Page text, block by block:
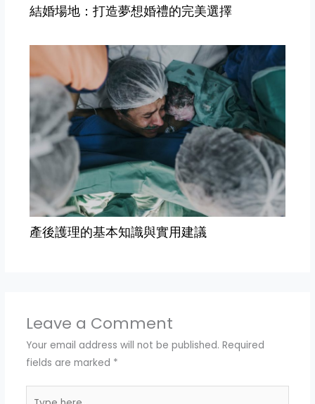
結婚場地：打造夢想婚禮的完美選擇
產後護理的基本知識與實用建議
Leave a Comment
Your email address will not be published. Required
fields are marked *